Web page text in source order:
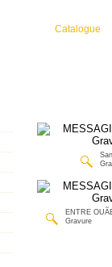
Catalogue
ENTRE
Gravure